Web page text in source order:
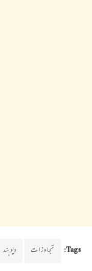
Tags: تجاوزات دیوبند